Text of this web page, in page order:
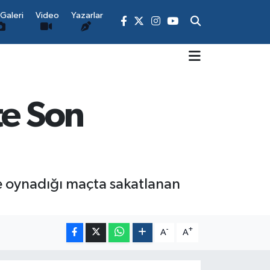
Video Yazarlar
Son
maçta sakatlanan
A- A+